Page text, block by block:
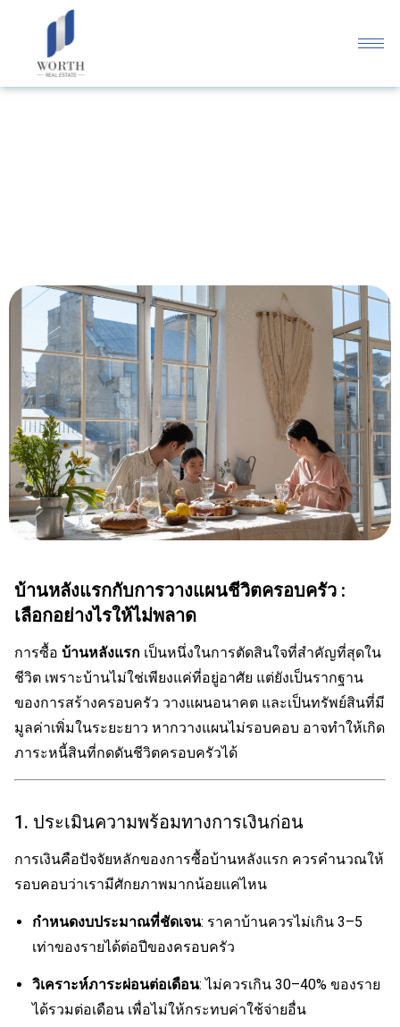
บ้านหลังแรกกับการวางแผนชีวิตครอบครัว :
เลือกอย่างไรให้ไม่พลาด
การซื้อ บ้านหลังแรก เป็นหนึ่งในการตัดสินใจที่สำคัญที่สุดใน
ชีวิต เพราะบ้านไม่ใช่เพียงแค่ที่อยู่อาศัย แต่ยังเป็นรากฐาน
ของการสร้างครอบครัว วางแผนอนาคต และเป็นทรัพย์สินที่มี
มูลค่าเพิ่มในระยะยาว หากวางแผนไม่รอบคอบ อาจทำให้เกิด
ภาระหนี้สินที่กดดันชีวิตครอบครัวได้
1. ประเมินความพร้อมทางการเงินก่อน
การเงินคือปัจจัยหลักของการซื้อบ้านหลังแรก ควรคำนวณให้
รอบคอบว่าเรามีศักยภาพมากน้อยแค่ไหน
กำหนดงบประมาณที่ชัดเจน: ราคาบ้านควรไม่เกิน 3–5
เท่าของรายได้ต่อปีของครอบครัว
วิเคราะห์ภาระผ่อนต่อเดือน: ไม่ควรเกิน 30–40% ของราย
ได้รวมต่อเดือน เพื่อไม่ให้กระทบค่าใช้จ่ายอื่น